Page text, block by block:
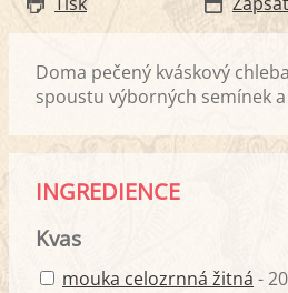
Doma pečený kváskový
spoustu výborných semínek
INGREDIENCE
Kvas
mouka celozrnná žitná -